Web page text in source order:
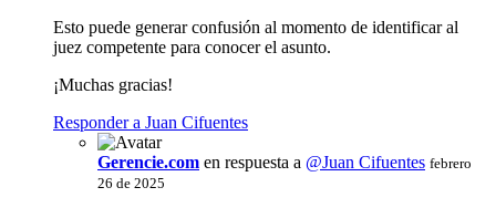
Esto puede generar confusión al momento de identificar al
juez competente para conocer el asunto.
¡Muchas gracias!
Responder a Juan Cifuentes
Gerencie.com en respuesta a @Juan Cifuentes febrero
26 de 2025